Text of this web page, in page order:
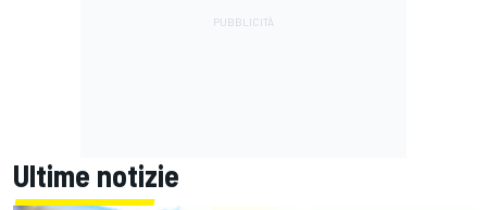
Ultime notizie